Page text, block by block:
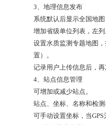
3、地理信息发布
系统默认后显示全国地
增加省级单位列表，左
设置水质监测专题地图
置）。
记录用户上传信息后，
4、站点信息管理
可增加或减少站点。
站点、坐标、名称和检
可手动设置坐标，当